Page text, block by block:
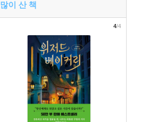
많이 산 책
4/4